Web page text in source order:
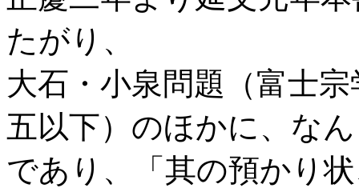
たがり、
大石・小泉問題（富士
五以下）のほかに、な
であり、「其の預かり